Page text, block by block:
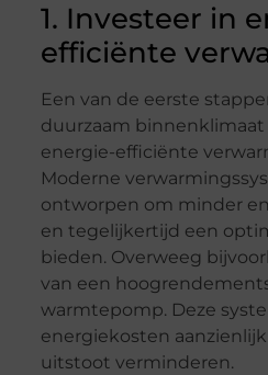
1. Investeer in
efficiënte
Een van de eerste
duurzaam
energie-efficiënte
Moderne
ontworpen om minder
en tegelijkertijd een
bieden. Overweeg
van een
warmtepomp. Deze
energiekosten
uitstoot verminderen.